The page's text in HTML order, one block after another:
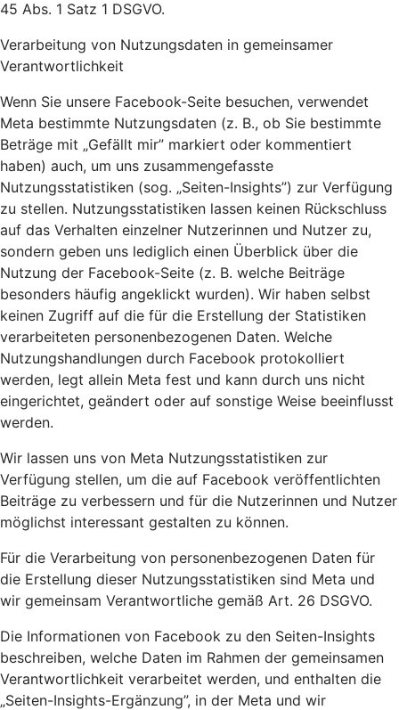
45 Abs. 1 Satz 1 DSGVO.
Verarbeitung von Nutzungsdaten in gemeinsamer
Verantwortlichkeit
Wenn Sie unsere Facebook-Seite besuchen, verwendet
Meta bestimmte Nutzungsdaten (z. B., ob Sie bestimmte
Beträge mit „Gefällt mir” markiert oder kommentiert
haben) auch, um uns zusammengefasste
Nutzungsstatistiken (sog. „Seiten-Insights”) zur Verfügung
zu stellen. Nutzungsstatistiken lassen keinen Rückschluss
auf das Verhalten einzelner Nutzerinnen und Nutzer zu,
sondern geben uns lediglich einen Überblick über die
Nutzung der Facebook-Seite (z. B. welche Beiträge
besonders häufig angeklickt wurden). Wir haben selbst
keinen Zugriff auf die für die Erstellung der Statistiken
verarbeiteten personenbezogenen Daten. Welche
Nutzungshandlungen durch Facebook protokolliert
werden, legt allein Meta fest und kann durch uns nicht
eingerichtet, geändert oder auf sonstige Weise beeinflusst
werden.
Wir lassen uns von Meta Nutzungsstatistiken zur
Verfügung stellen, um die auf Facebook veröffentlichten
Beiträge zu verbessern und für die Nutzerinnen und Nutzer
möglichst interessant gestalten zu können.
Für die Verarbeitung von personenbezogenen Daten für
die Erstellung dieser Nutzungsstatistiken sind Meta und
wir gemeinsam Verantwortliche gemäß Art. 26 DSGVO.
Die Informationen von Facebook zu den Seiten-Insights
beschreiben, welche Daten im Rahmen der gemeinsamen
Verantwortlichkeit verarbeitet werden, und enthalten die
„Seiten-Insights-Ergänzung”, in der Meta und wir